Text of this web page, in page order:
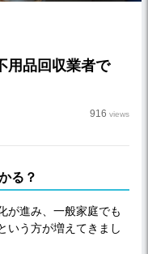
用品回収業者で
916 views
る？
が進み、一般家庭でも
いう方が増えてきまし